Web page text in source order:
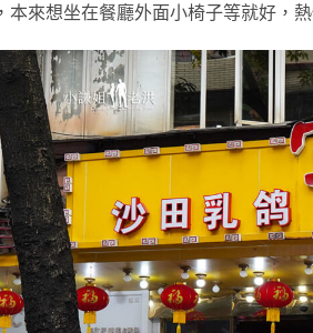
本來想坐在餐廳外面小椅子等就好，